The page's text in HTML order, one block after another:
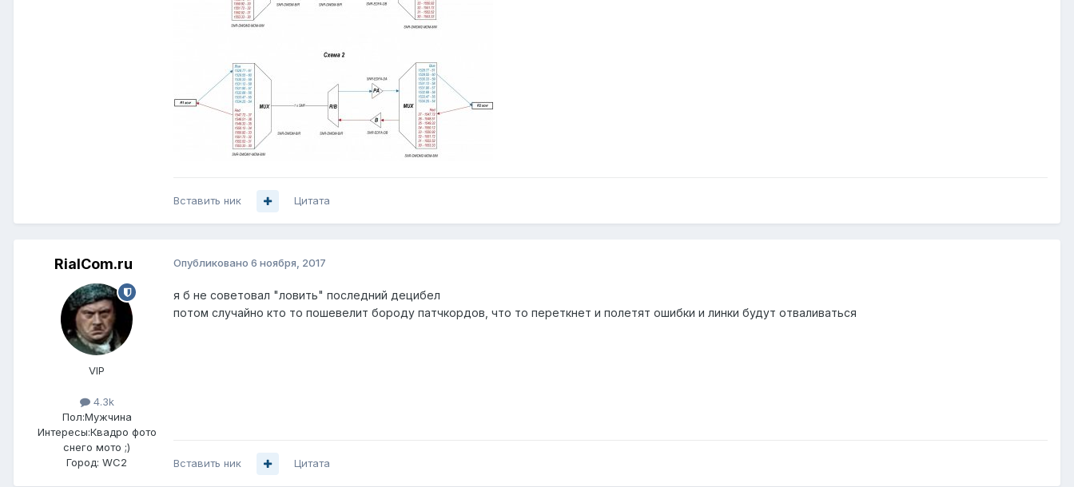
Вставить ник Цитата
RialCom.ru
VIP
4.3k
Пол:Мужчина
Интересы:Квадро фото
снего мото ;)
Город: WC2
Опубликовано 6 ноября, 2017
я б не советовал "ловить" последний децибел
потом случайно кто то пошевелит бороду патчкордов, что то переткнет и полетят ошибки и линки будут отваливаться
Вставить ник Цитата